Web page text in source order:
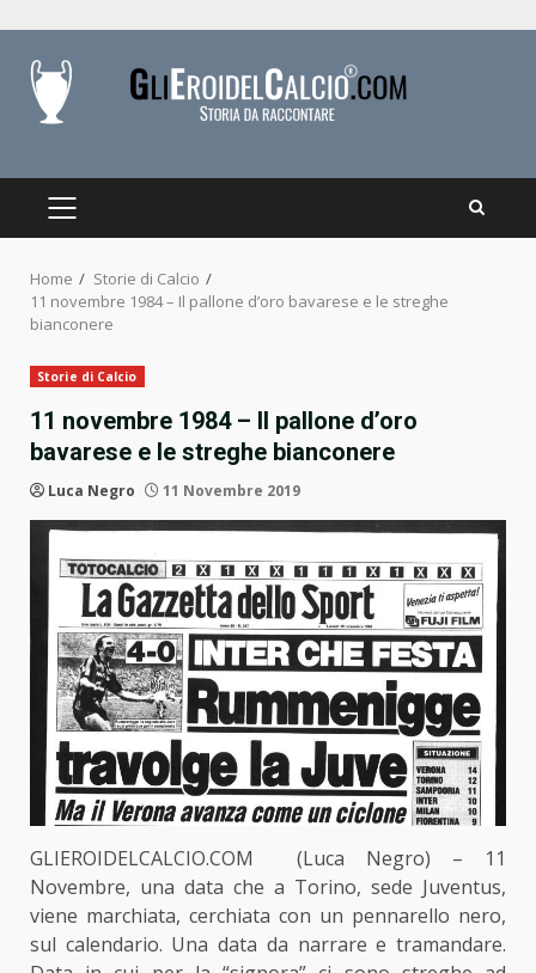
content
PRIMARY
Home
Storie di Calcio
11 novembre 1984 – Il pallone d’oro bavarese e le streghe
bianconere
Storie di Calcio
11 novembre 1984 – Il pallone d’oro
bavarese e le streghe bianconere
Luca Negro 11 Novembre 2019
GLIEROIDELCALCIO.COM (Luca Negro) – 11
Novembre, una data che a Torino, sede Juventus,
viene marchiata, cerchiata con un pennarello nero,
sul calendario. Una data da narrare e tramandare.